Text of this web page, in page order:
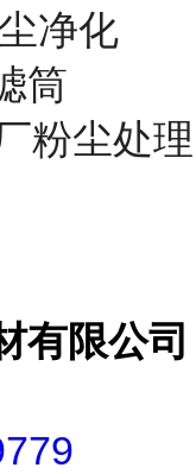
净化
筒
粉尘处理
有限公司